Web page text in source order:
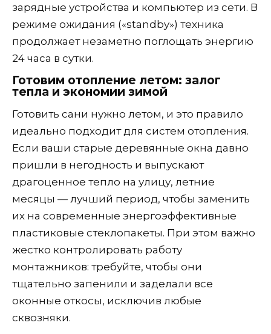
зарядные устройства и компьютер из сети. В
режиме ожидания («standby») техника
продолжает незаметно поглощать энергию
24 часа в сутки.
Готовим отопление летом: залог
тепла и экономии зимой
Готовить сани нужно летом, и это правило
идеально подходит для систем отопления.
Если ваши старые деревянные окна давно
пришли в негодность и выпускают
драгоценное тепло на улицу, летние
месяцы — лучший период, чтобы заменить
их на современные энергоэффективные
пластиковые стеклопакеты. При этом важно
жестко контролировать работу
монтажников: требуйте, чтобы они
тщательно запенили и заделали все
оконные откосы, исключив любые
сквозняки.